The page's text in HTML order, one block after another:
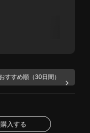
購入する